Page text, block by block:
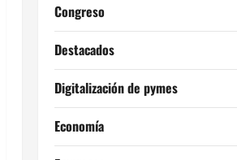
Congreso
Destacados
Digitalización de pymes
Economía